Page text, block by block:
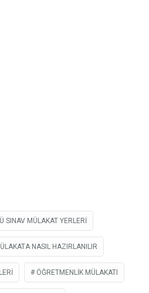
SINAV MÜLAKAT YERLERI
NASIL HAZIRLANILIR
ÖĞRETMENLIK MÜLAKATI